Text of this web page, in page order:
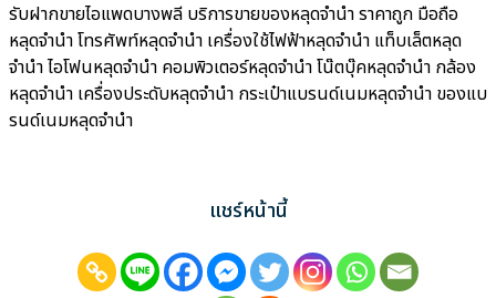
รับฝากขายไอแพดบางพลี บริการขายของหลุดจำนำ ราคาถูก มือถือ
หลุดจำนำ โทรศัพท์หลุดจำนำ เครื่องใช้ไฟฟ้าหลุดจำนำ แท็บเล็ตหลุด
จำนำ ไอโฟนหลุดจำนำ คอมพิวเตอร์หลุดจำนำ โน๊ตบุ๊คหลุดจำนำ กล้อง
หลุดจำนำ เครื่องประดับหลุดจำนำ กระเป๋าแบรนด์เนมหลุดจำนำ ของแบ
รนด์เนมหลุดจำนำ
แชร์หน้านี้